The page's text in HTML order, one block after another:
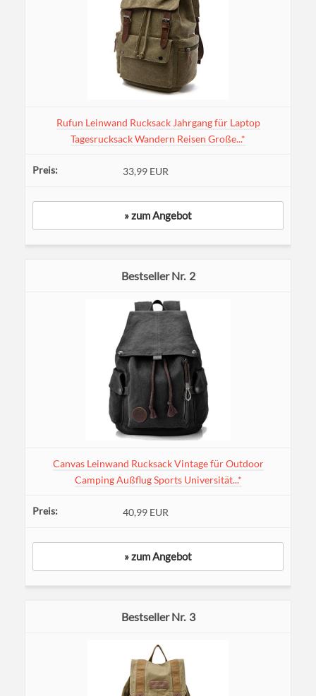
Rufun Leinwand Rucksack Jahrgang für Laptop
Tagesrucksack Wandern Reisen Große...*
33,99 EUR
» zum Angebot
2
Canvas Leinwand Rucksack Vintage für Outdoor
Camping Außflug Sports Universität...*
40,99 EUR
» zum Angebot
3